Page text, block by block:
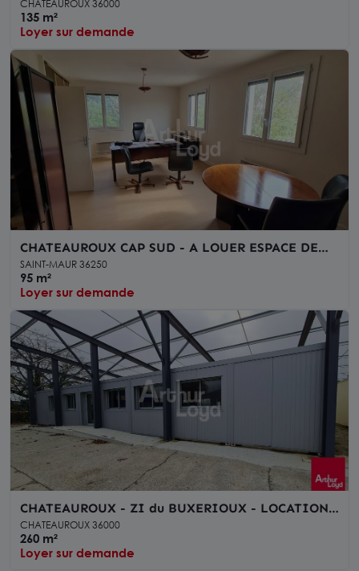
CHÂTEAUROUX 36000
135 m²
Loyer sur demande
CHATEAUROUX CAP SUD - A LOUER ESPACE DE
BUREAUX - 95 m²
SAINT-MAUR 36250
95 m²
Loyer sur demande
CHATEAUROUX - ZI du BUXERIOUX - LOCATION
ESPACES de BUREAUX - 1758 260
CHATEAUROUX 36000
260 m²
Loyer sur demande